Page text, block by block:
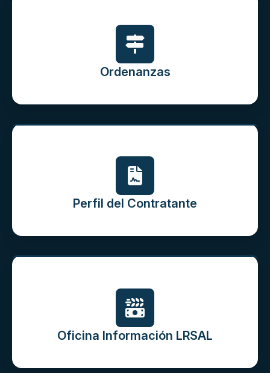
Ordenanzas
Perfil del Contratante
Oficina Información LRSAL